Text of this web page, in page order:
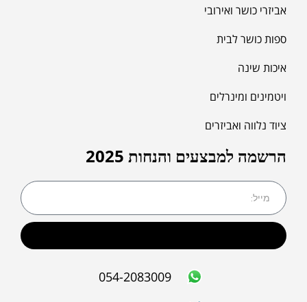
אביזרי כושר ואירובי
ספות כושר לבית
איכות שינה
ויטמינים ומינרלים
ציוד נלווה ואביזרים
הרשמה למבצעים והנחות 2025
054-2083009